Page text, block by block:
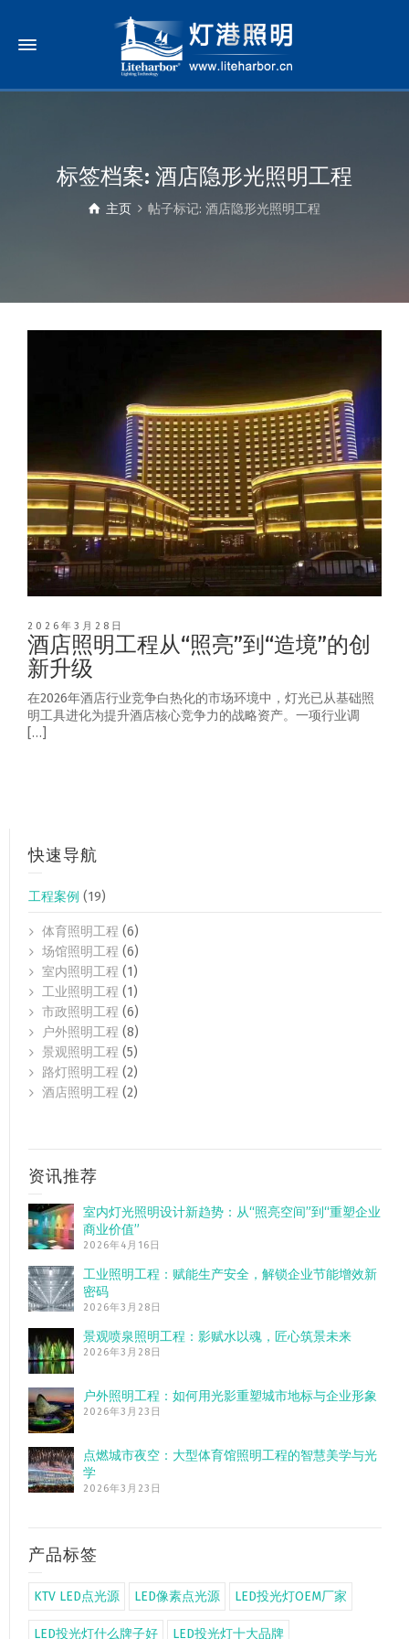
标签档案: 酒店隐形光照明工程
主页 帖子标记: 酒店隐形光照明工程
2026年3月28日
酒店照明工程从“照亮”到“造境”的创
新升级
在2026年酒店行业竞争白热化的市场环境中，灯光已从基础照
明工具进化为提升酒店核心竞争力的战略资产。一项行业调
[…]
快速导航
工程案例 (19)
体育照明工程 (6)
场馆照明工程 (6)
室内照明工程 (1)
工业照明工程 (1)
市政照明工程 (6)
户外照明工程 (8)
景观照明工程 (5)
路灯照明工程 (2)
酒店照明工程 (2)
资讯推荐
室内灯光照明设计新趋势：从“照亮空间”到“重塑企业
商业价值”
2026年4月16日
工业照明工程：赋能生产安全，解锁企业节能增效新
密码
2026年3月28日
景观喷泉照明工程：影赋水以魂，匠心筑景未来
2026年3月28日
户外照明工程：如何用光影重塑城市地标与企业形象
2026年3月23日
点燃城市夜空：大型体育馆照明工程的智慧美学与光
学
2026年3月23日
产品标签
KTV LED点光源 LED像素点光源 LED投光灯OEM厂家
LED投光灯什么牌子好 LED投光灯十大品牌